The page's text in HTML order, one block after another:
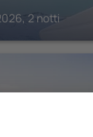
2 notti